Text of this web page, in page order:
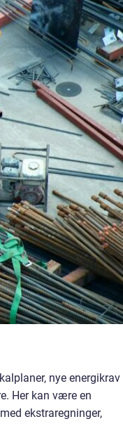
nye energikrav
Her kan være en
ekstraregninger,